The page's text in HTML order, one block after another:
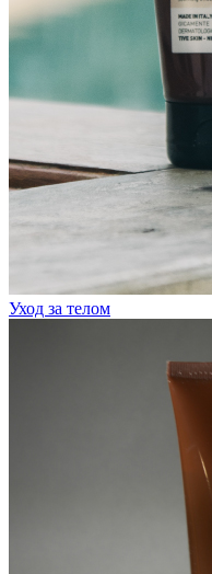
Уход за телом